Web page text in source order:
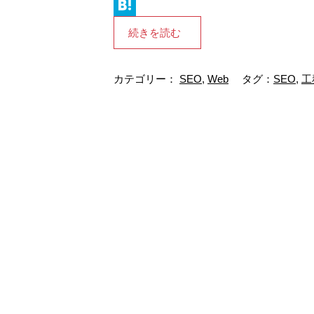
L
n
a
続きを読む
カテゴリー： SEO, Web タグ： SEO,